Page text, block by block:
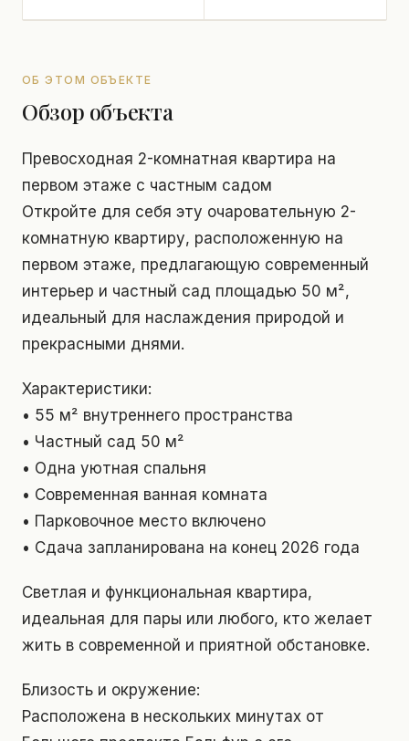
ОБ ЭТОМ ОБЪЕКТЕ
Обзор объекта
Превосходная 2-комнатная квартира на
первом этаже с частным садом
Откройте для себя эту очаровательную 2-
комнатную квартиру, расположенную на
первом этаже, предлагающую современный
интерьер и частный сад площадью 50 м²,
идеальный для наслаждения природой и
прекрасными днями.
Характеристики:
• 55 м² внутреннего пространства
• Частный сад 50 м²
• Одна уютная спальня
• Современная ванная комната
• Парковочное место включено
• Сдача запланирована на конец 2026 года
Светлая и функциональная квартира,
идеальная для пары или любого, кто желает
жить в современной и приятной обстановке.
Близость и окружение:
Расположена в нескольких минутах от